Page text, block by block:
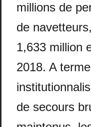
millions de
de
1,633 million
2018. A
de secours